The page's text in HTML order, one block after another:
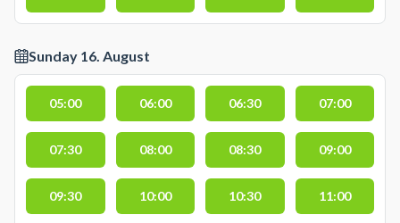
Sunday 16. August
05:00 06:00 06:30 07:00
07:30 08:00 08:30 09:00
09:30 10:00 10:30 11:00